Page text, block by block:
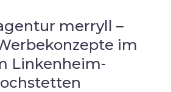
merryll –
im
Linkenheim-